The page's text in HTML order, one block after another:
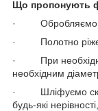
Що пропонують
· Обробляємо
· Полотно
· При
необхідним
· Шліфуємо скло
будь-які